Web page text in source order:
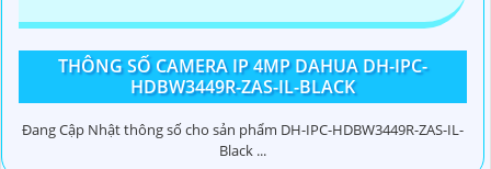
THÔNG SỐ CAMERA IP 4MP DAHUA DH-IPC-
HDBW3449R-ZAS-IL-BLACK
Đang Cập Nhật thông số cho sản phẩm DH-IPC-HDBW3449R-ZAS-IL-
Black ...